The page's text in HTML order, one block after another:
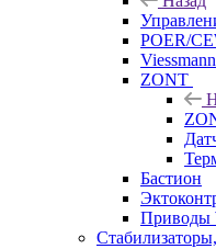
POER/
Viessmann
ZONT
Бастион
Приводы